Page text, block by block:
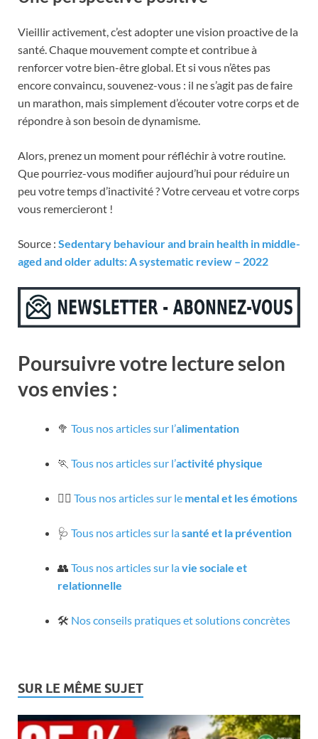
Vieillir activement, c’est adopter une vision proactive de la
santé. Chaque mouvement compte et contribue à
renforcer votre bien-être global. Et si vous n’êtes pas
encore convaincu, souvenez-vous : il ne s’agit pas de faire
un marathon, mais simplement d’écouter votre corps et de
répondre à son besoin de dynamisme.
Alors, prenez un moment pour réfléchir à votre routine.
Que pourriez-vous modifier aujourd’hui pour réduire un
peu votre temps d’inactivité ? Votre cerveau et votre corps
vous remercieront !
Source : Sedentary behaviour and brain health in middle-
aged and older adults: A systematic review – 2022
Poursuivre votre lecture selon
vos envies :
🥦 Tous nos articles sur l’alimentation
🏃 Tous nos articles sur l’activité physique
🧘‍♀️ Tous nos articles sur le mental et les émotions
🩺 Tous nos articles sur lasanté et la prévention
👥 Tous nos articles sur lavie sociale et
relationnelle
🛠️ Nos conseils pratiques et solutions concrètes
SUR LE MÊME SUJET